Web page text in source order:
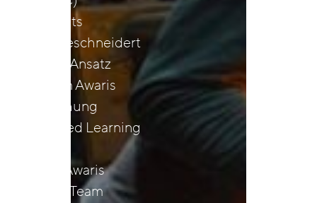
Retreats
Maßgeschneidert
Unser Ansatz
Darum Awaris
Forschung
Blended Learning
Über Awaris
Unser Team